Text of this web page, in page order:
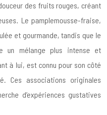
des fruits rouges, créant
Le pamplemousse-fraise,
et gourmande, tandis que le
un mélange plus intense et
à lui, est connu pour son côté
Ces associations originales
d’expériences gustatives